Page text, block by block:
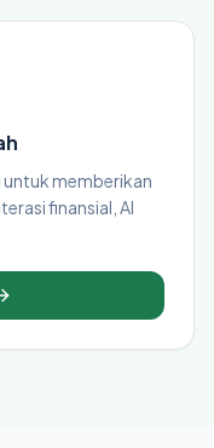
untuk memberikan
finansial, AI